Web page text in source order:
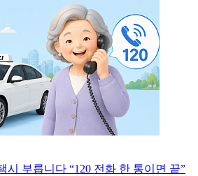
시 부릅니다 “120 전화 한 통이면 끝”